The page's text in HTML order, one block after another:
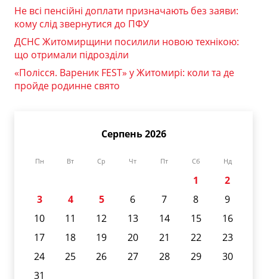
Не всі пенсійні доплати призначають без заяви:
кому слід звернутися до ПФУ
ДСНС Житомирщини посилили новою технікою:
що отримали підрозділи
«Полісся. Вареник FEST» у Житомирі: коли та де
пройде родинне свято
Серпень 2026
Пн Вт Ср Чт Пт Сб Нд
1
2
3
4 5 6 7 8
9
10
11 12 13 14 15
16
17
18 19 20 21 22
23
24
25 26 27 28 29
30
31